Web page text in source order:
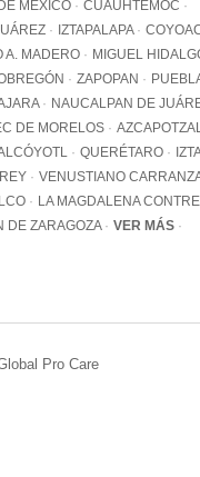
MÉXICO
CUAUHTÉMOC
IZTAPALAPA
A. MADERO
MIGUEL
ZAPOPAN
NAUCALPAN DE
DE MORELOS
QUERÉTARO
VENUSTIANO
LA MAGDALENA
DE ZARAGOZA
VER MÁS
Pro Care